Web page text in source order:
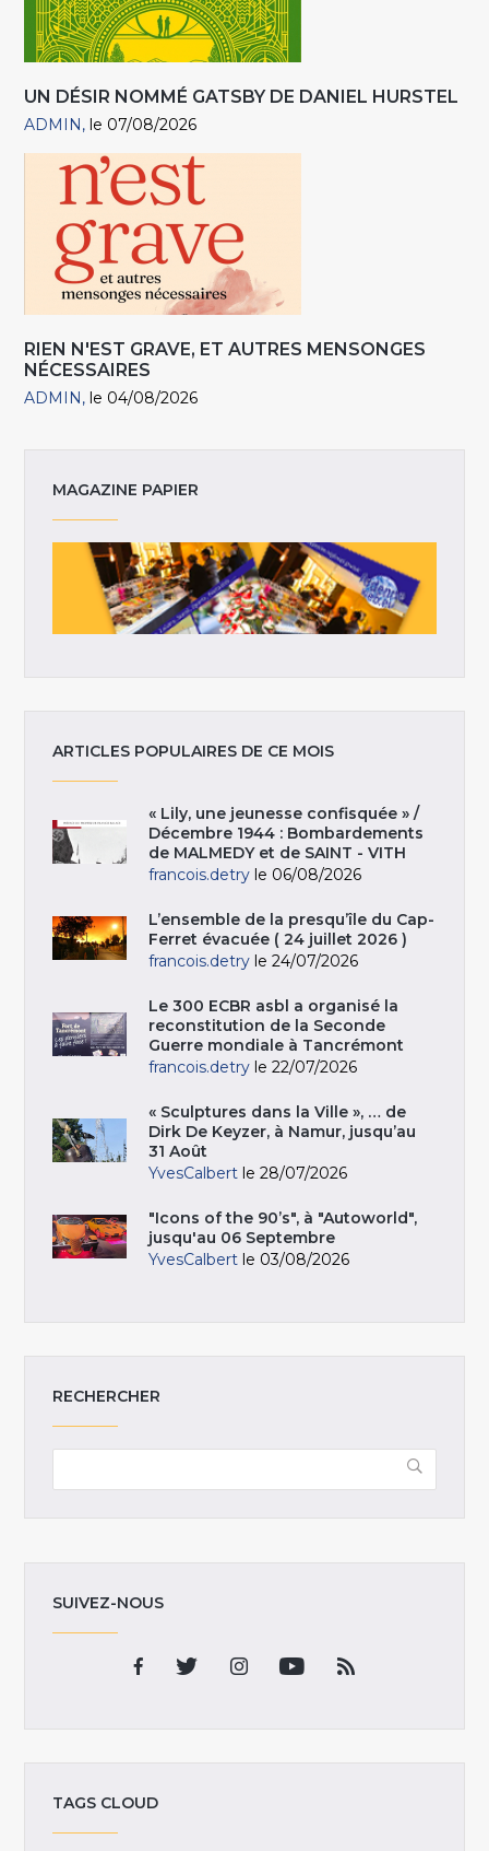
UN DÉSIR NOMMÉ GATSBY DE DANIEL HURSTEL
ADMIN le 07/08/2026
RIEN N'EST GRAVE, ET AUTRES MENSONGES
NÉCESSAIRES
ADMIN le 04/08/2026
MAGAZINE PAPIER
ARTICLES POPULAIRES DE CE MOIS
« Lily, une jeunesse confisquée » /
Décembre 1944 : Bombardements
de MALMEDY et de SAINT - VITH
francois.detry le 06/08/2026
L’ensemble de la presqu’île du Cap-
Ferret évacuée ( 24 juillet 2026 )
francois.detry le 24/07/2026
Le 300 ECBR asbl a organisé la
reconstitution de la Seconde
Guerre mondiale à Tancrémont
francois.detry le 22/07/2026
« Sculptures dans la Ville », … de
Dirk De Keyzer, à Namur, jusqu’au
31 Août
YvesCalbert le 28/07/2026
"Icons of the 90’s", à "Autoworld",
jusqu'au 06 Septembre
YvesCalbert le 03/08/2026
RECHERCHER
SUIVEZ-NOUS
TAGS CLOUD